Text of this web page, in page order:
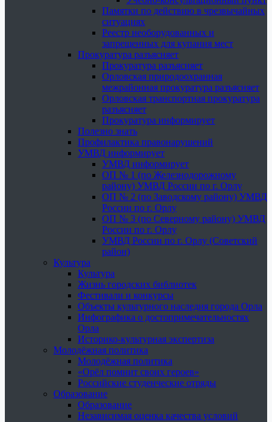
Памятки по действию в чрезвычайных
ситуациях
Реестр необорудованных и
запрещенных для купания мест
Прокуратура разъясняет
Прокуратура разъясняет
Орловская природоохранная
межрайонная прокуратура разъясняет
Орловская транспортная прокуратура
разъясняет
Прокуратура информирует
Полезно знать
Профилактика правонарушений
УМВД информирует
УМВД информирует
ОП № 1 (по Железнодорожному
району) УМВД России по г. Орлу
ОП № 2 (по Заводскому району) УМВД
России по г. Орлу
ОП № 3 (по Северному району) УМВД
России по г. Орлу
УМВД России по г. Орлу (Советский
район)
Культура
Культура
Жизнь городских библиотек
Фестивали и конкурсы
Объекты культурного наследия города Орла
Инфографика о достопримечательностях
Орла
Историко-культурная экспертиза
Молодёжная политика
Молодёжная политика
«Орёл помнит своих героев»
Российские студенческие отряды
Образование
Образование
Независимая оценка качества условий